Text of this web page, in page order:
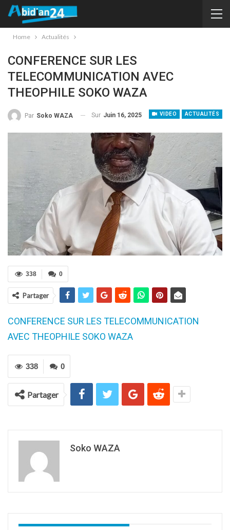
Home Actualités
CONFERENCE SUR LES
TELECOMMUNICATION AVEC
THEOPHILE SOKO WAZA
VIDEO ACTUALITÉS
Par Soko WAZA Sur Juin 16, 2025
0
338
Partager
CONFERENCE SUR LES TELECOMMUNICATION
AVEC THEOPHILE SOKO WAZA
0
338
Partager
Soko WAZA